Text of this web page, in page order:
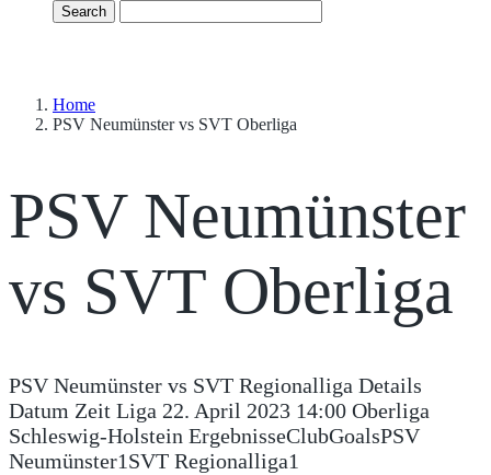
Home
PSV Neumünster vs SVT Oberliga
PSV Neumünster
vs SVT Oberliga
PSV Neumünster vs SVT Regionalliga Details
Datum Zeit Liga 22. April 2023 14:00 Oberliga
Schleswig-Holstein ErgebnisseClubGoalsPSV
Neumünster1SVT Regionalliga1